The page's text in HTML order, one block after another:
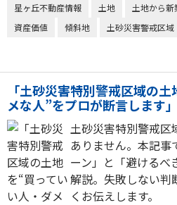
星ヶ丘不動産情報 土地 土地から新
資産価値
傾斜地 土砂災害警戒区域
「土砂災害特別警戒区域の
メな人”をプロが断言します」
土砂災害特別警戒区
ありません。本記事
ーン」と「避けるべ
解説。失敗しない判
くお伝えします。